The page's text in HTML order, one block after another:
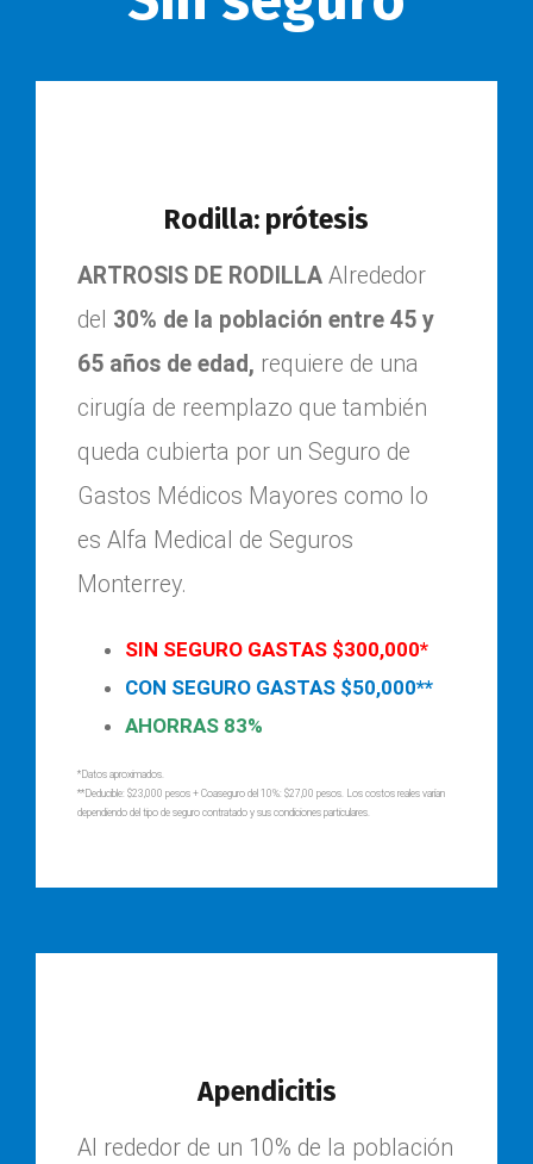
Rodilla: prótesis
ARTROSIS DE RODILLA Alrededor
del 30% de la población entre 45 y
65 años de edad, requiere de una
cirugía de reemplazo que también
queda cubierta por un Seguro de
Gastos Médicos Mayores como lo
es Alfa Medical de Seguros
Monterrey.
SIN SEGURO GASTAS $300,000*
CON SEGURO GASTAS $50,000**
AHORRAS 83%
*Datos aproximados.
**Deducible: $23,000 pesos + Coaseguro del 10%: $27,00 pesos. Los costos reales varían
dependiendo del tipo de seguro contratado y sus condiciones particulares.
Apendicitis
Al rededor de un 10% de la población